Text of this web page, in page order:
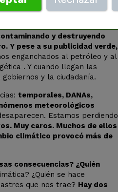
y destruyendo
Y pese a su publicidad verde,
enganchados al petróleo y al
. Y cuando llegan las
y la ciudadanía.
temporales, DANAs,
meteorológicos
Estamos perdiendo
Muy caros. Muchos de ellos
climático provocó más de
consecuencias? ¿Quién
¿Quién se hace
que nos trae? Hay dos